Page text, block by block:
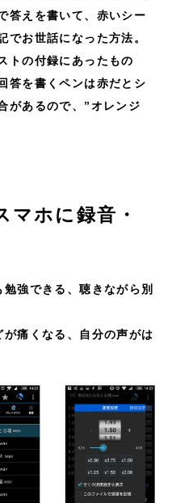
答えを書いて、赤いシー
でお世話になった方法。
トの付録にあったもの
答を書くペンは赤だとシ
があるので、”オレンジ
マホに録音・
強できる、聴きながら別
痛くなる、自分の声がは